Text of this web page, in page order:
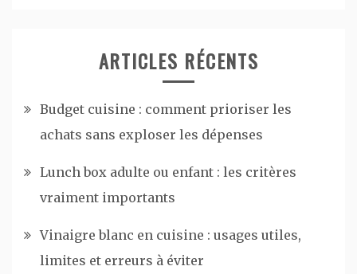
ARTICLES RÉCENTS
Budget cuisine : comment prioriser les
achats sans exploser les dépenses
Lunch box adulte ou enfant : les critères
vraiment importants
Vinaigre blanc en cuisine : usages utiles,
limites et erreurs à éviter